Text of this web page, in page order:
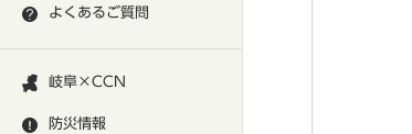
よくあるご質問
岐阜×CCN
防災情報